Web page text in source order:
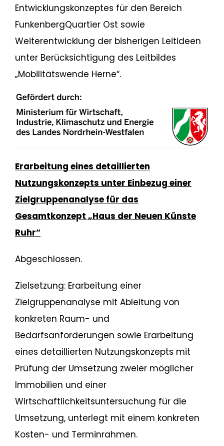
Entwicklungskonzeptes für den Bereich
FunkenbergQuartier Ost sowie
Weiterentwicklung der bisherigen Leitideen
unter Berücksichtigung des Leitbildes
„Mobilitätswende Herne“.
Erarbeitung eines detaillierten
Nutzungskonzepts unter Einbezug einer
Zielgruppenanalyse für das
Gesamtkonzept „Haus der Neuen Künste
Ruhr“
Abgeschlossen.
Zielsetzung: Erarbeitung einer
Zielgruppenanalyse mit Ableitung von
konkreten Raum- und
Bedarfsanforderungen sowie Erarbeitung
eines detaillierten Nutzungskonzepts mit
Prüfung der Umsetzung zweier möglicher
Immobilien und einer
Wirtschaftlichkeitsuntersuchung für die
Umsetzung, unterlegt mit einem konkreten
Kosten- und Terminrahmen.